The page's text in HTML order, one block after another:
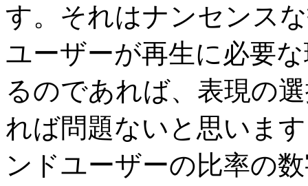
す。それはナンセンス
ユーザーが再生に必要
るのであれば、表現の
れば問題ないと思いま
ンドユーザーの比率の